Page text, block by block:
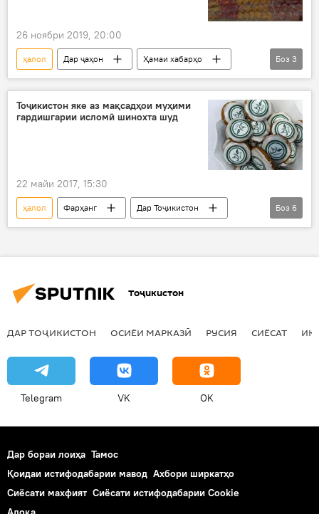
26 ноябри 2019, 20:00
ҳалол Дар ҷаҳон
Ҳамаи хабарҳо
Иҷтимоъ
маҳсулот мусалмонон
Боз 3
Тоҷикистон яке аз мақсадҳои муҳими
гардишгарии исломӣ шинохта шуд
22 майи 2017, 15:30
ҳалол Фарҳанг
Дар Тоҷикистон
Дар ҷаҳон
Ҳамаи хабарҳо
Боз 6
Тоҷикистон
ДАР ТОҶИКИСТОН ОСИЁИ МАРКАЗӢ РУСИЯ СИЁСАТ
Telegram VK OK
Дар бораи лоиҳа Тамос
Қоидаи истифодабарии мавод Ахбори ширкатҳо
Сиёсати махфият Сиёсати истифодабарии Cookie